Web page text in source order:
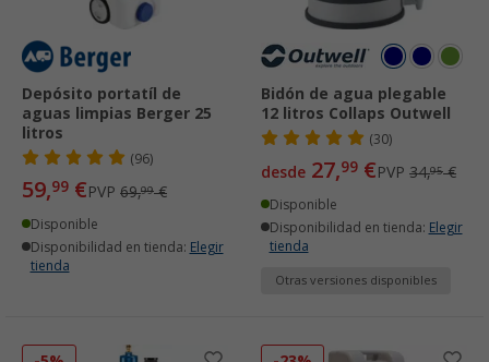
Depósito portatíl de
aguas limpias Berger 25
litros
(96)
59,99 €PVP 69,99€
Disponible
Disponibilidad en tienda: Elegir
tienda
Bidón de agua plegable
12 litros Collaps Outwell
(30)
desde 27,99 €PVP 34,95€
Disponible
Disponibilidad en tienda: Elegir
tienda
Otras versiones disponibles